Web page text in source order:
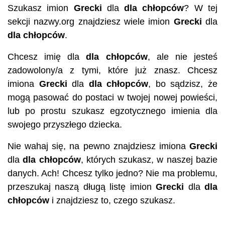
Szukasz imion Grecki dladla chłopców? W tej
sekcji nazwy.org znajdziesz wiele imion Grecki dla
dla chłopców.
Chcesz imię dladla chłopców, ale nie jesteś
zadowolony/a z tymi, które już znasz. Chcesz
imiona Grecki dla dla chłopców, bo sądzisz, że
mogą pasować do postaci w twojej nowej powieści,
lub po prostu szukasz egzotycznego imienia dla
swojego przyszłego dziecka.
Nie wahaj się, na pewno znajdziesz imiona Grecki
dladla chłopców, których szukasz, w naszej bazie
danych. Ach! Chcesz tylko jedno? Nie ma problemu,
przeszukaj naszą długą listę imionGrecki dladla
chłopców i znajdziesz to, czego szukasz.